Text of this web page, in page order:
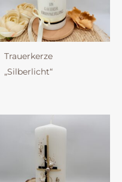
Trauerkerze
„Silberlicht“